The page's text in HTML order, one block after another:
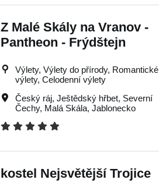
Z Malé Skály na Vranov -
Pantheon - Frýdštejn
Výlety, Výlety do přírody, Romantické
výlety, Celodenní výlety
Český ráj,Ještědský hřbet, Severní
Čechy, Malá Skála,Jablonecko
kostel Nejsvětější Trojice